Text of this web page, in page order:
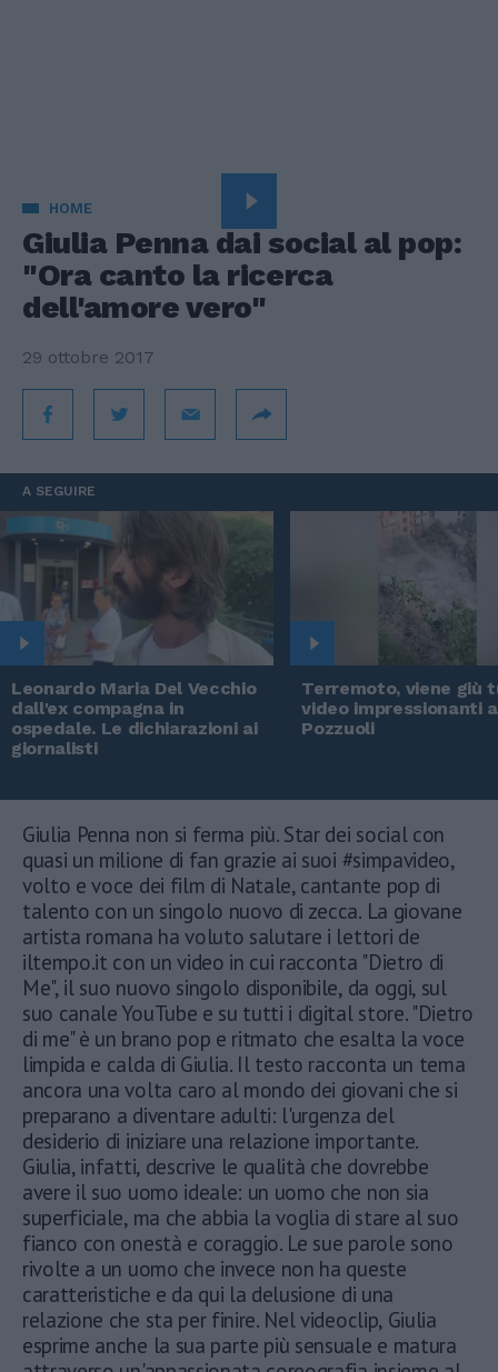
HOME
Giulia Penna dai social al pop:
"Ora canto la ricerca
dell'amore vero"
29 ottobre 2017
A SEGUIRE
Leonardo Maria Del Vecchio
dall'ex compagna in
ospedale. Le dichiarazioni ai
giornalisti
Terremoto, viene giù
video impressionanti a
Pozzuoli
Giulia Penna non si ferma più. Star dei social con
quasi un milione di fan grazie ai suoi #simpavideo,
volto e voce dei film di Natale, cantante pop di
talento con un singolo nuovo di zecca. La giovane
artista romana ha voluto salutare i lettori de
iltempo.it con un video in cui racconta "Dietro di
Me", il suo nuovo singolo disponibile, da oggi, sul
suo canale YouTube e su tutti i digital store. "Dietro
di me" è un brano pop e ritmato che esalta la voce
limpida e calda di Giulia. Il testo racconta un tema
ancora una volta caro al mondo dei giovani che si
preparano a diventare adulti: l'urgenza del
desiderio di iniziare una relazione importante.
Giulia, infatti, descrive le qualità che dovrebbe
avere il suo uomo ideale: un uomo che non sia
superficiale, ma che abbia la voglia di stare al suo
fianco con onestà e coraggio. Le sue parole sono
rivolte a un uomo che invece non ha queste
caratteristiche e da qui la delusione di una
relazione che sta per finire. Nel videoclip, Giulia
esprime anche la sua parte più sensuale e matura